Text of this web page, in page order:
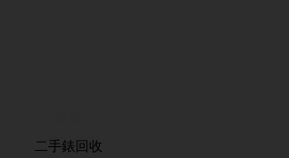
​二手錶回收